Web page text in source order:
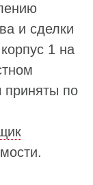
и сделки
1 на
приняты по